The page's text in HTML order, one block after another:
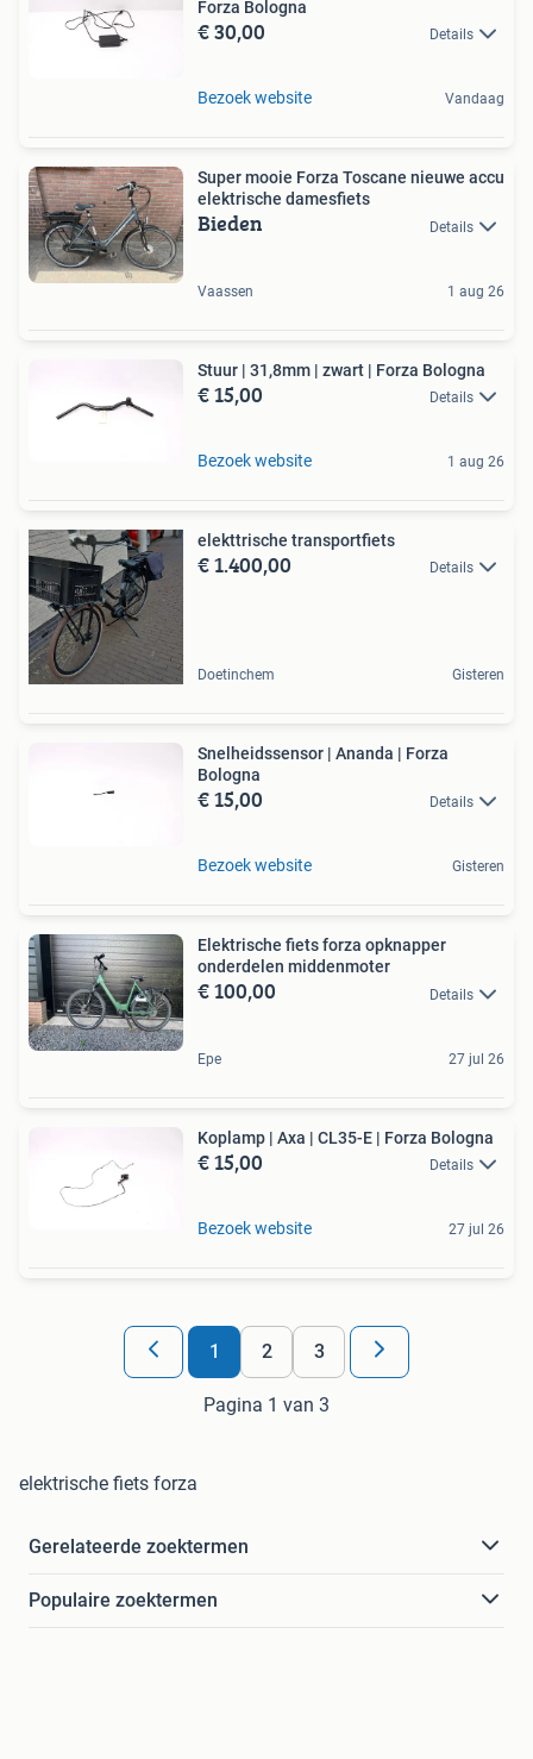
Forza Bologna
€ 30,00 Details
Bezoek website Vandaag
Super mooie Forza Toscane nieuwe accu
elektrische damesfiets
Bieden Details
Vaassen 1 aug 26
Stuur | 31,8mm | zwart | Forza Bologna
€ 15,00 Details
Bezoek website 1 aug 26
elekttrische transportfiets
€ 1.400,00 Details
Doetinchem Gisteren
Snelheidssensor | Ananda | Forza
Bologna
€ 15,00 Details
Bezoek website Gisteren
Elektrische fiets forza opknapper
onderdelen middenmoter
€ 100,00 Details
Epe 27 jul 26
Koplamp | Axa | CL35-E | Forza Bologna
€ 15,00 Details
Bezoek website 27 jul 26
1 2 3
Pagina 1 van 3
elektrische fiets forza
Gerelateerde zoektermen
Populaire zoektermen